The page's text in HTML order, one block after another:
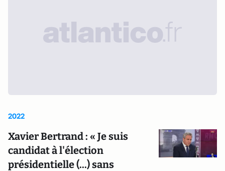
2022
Xavier Bertrand : « Je suis
candidat à l'élection
présidentielle (...) sans